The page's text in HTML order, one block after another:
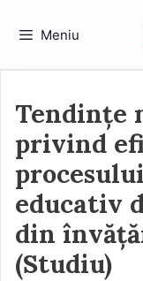
Meniu
Tendinţe
privind
educativ
din
(Studiu)